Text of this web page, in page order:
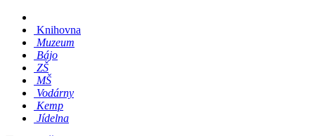
Knihovna
Muzeum
Bájo
ZŠ
MŠ
Vodárny
Kemp
Jídelna